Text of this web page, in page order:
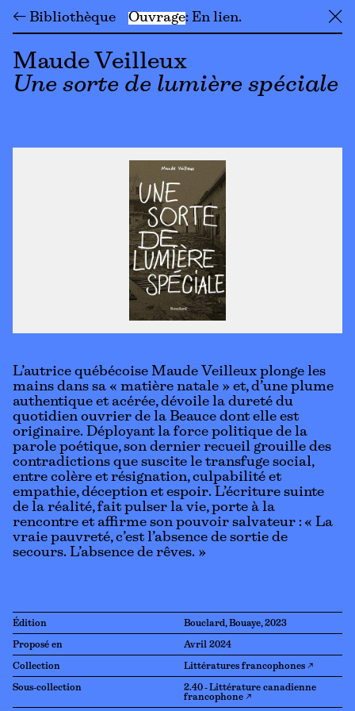
← Bibliothèque Ouvrage En lien ╳
Maude Veilleux
Une sorte de lumière spéciale
L’autrice québécoise Maude Veilleux plonge les
mains dans sa « matière natale » et, d’une plume
authentique et acérée, dévoile la dureté du
quotidien ouvrier de la Beauce dont elle est
originaire. Déployant la force politique de la
parole poétique, son dernier recueil grouille des
contradictions que suscite le transfuge social,
entre colère et résignation, culpabilité et
empathie, déception et espoir. L’écriture suinte
de la réalité, fait pulser la vie, porte à la
rencontre et affirme son pouvoir salvateur : « La
vraie pauvreté, c’est l’absence de sortie de
secours. L’absence de rêves. »
Édition Bouclard, Bouaye, 2023
Proposé en Avril 2024
Collection Littératures francophones ↗
Sous-collection
2.40 - Littérature canadienne
francophone ↗